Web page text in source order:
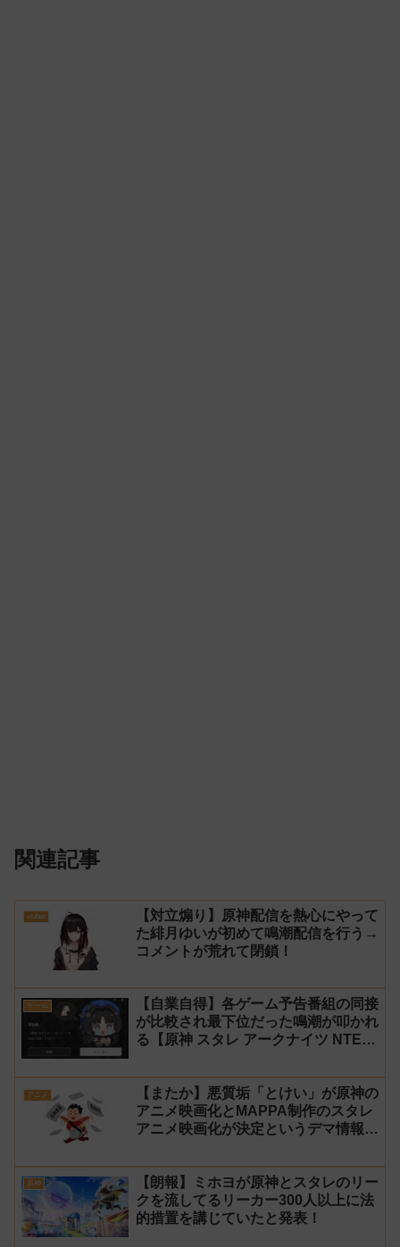
関連記事
vtuber
【対立煽り】原神配信を熱心にやって
た緋月ゆいが初めて鳴潮配信を行う→
コメントが荒れて閉鎖！
ゲーム
【自業自得】各ゲーム予告番組の同接
が比較され最下位だった鳴潮が叩かれ
る【原神 スタレ アークナイツ NTE
アニメ
【またか】悪質垢「とけい」が原神の
アニメ映画化とMAPPA制作のスタレ
アニメ映画化が決定というデマ情報を
原神
【朗報】ミホヨが原神とスタレのリー
クを流してるリーカー300人以上に法
的措置を講じていたと発表！